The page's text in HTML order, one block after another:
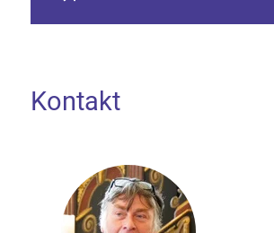
Kontakt